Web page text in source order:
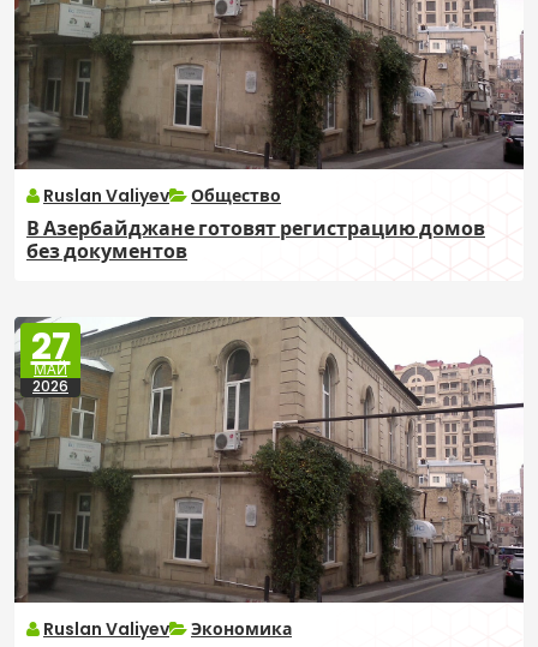
Ruslan Valiyev Общество
В Азербайджане готовят регистрацию домов
без документов
27
МАЙ
2026
Ruslan Valiyev Экономика